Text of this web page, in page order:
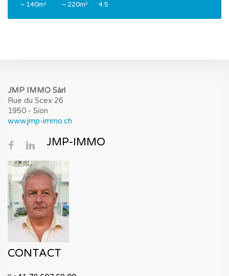
~ 140m²
~ 220m²
4.5
JMP IMMO Sàrl
Rue du Scex 26
1950 - Sion
www.jmp-immo.ch
JMP-IMMO
CONTACT